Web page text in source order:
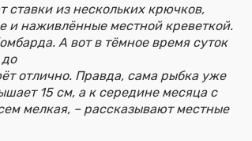
ставки из нескольких крючков,
и наживлённые местной креветкой.
А вот в тёмное время суток
отлично. Правда, сама рыбка уже
15 см, а к середине месяца с
мелкая, – рассказывают местные